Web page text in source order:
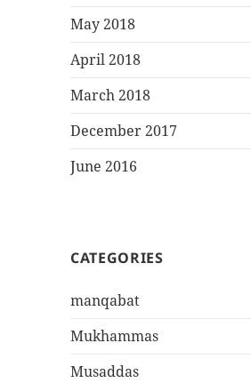
May 2018
April 2018
March 2018
December 2017
June 2016
CATEGORIES
manqabat
Mukhammas
Musaddas